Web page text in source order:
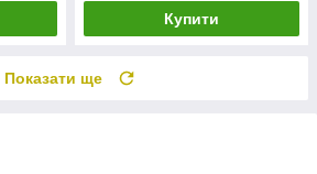
Купити
Показати ще